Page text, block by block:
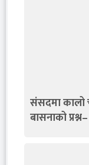
संसदमा कालो
बासनाको